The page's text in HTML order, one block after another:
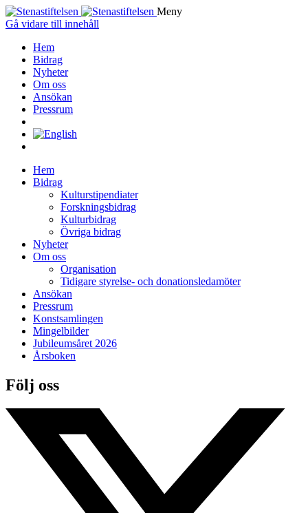
Meny
Gå vidare till innehåll
Hem
Bidrag
Nyheter
Om oss
Ansökan
Pressrum
Hem
Bidrag
Kulturstipendiater
Forskningsbidrag
Kulturbidrag
Övriga bidrag
Nyheter
Om oss
Organisation
Tidigare styrelse- och donationsledamöter
Ansökan
Pressrum
Konstsamlingen
Mingelbilder
Jubileumsåret 2026
Årsboken
Följ oss